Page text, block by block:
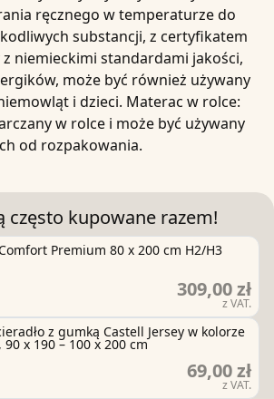
ręcznego w temperaturze do
substancji, z certyfikatem
z niemieckimi standardami jakości,
może być również używany
i dzieci. Materac w rolce:
w rolce i może być używany
od rozpakowania.
często kupowane razem!
Premium 80 x 200 cm H2/H3
309,00 zł
z VAT.
z gumką Castell Jersey w kolorze
x 190 – 100 x 200 cm
69,00 zł
z VAT.